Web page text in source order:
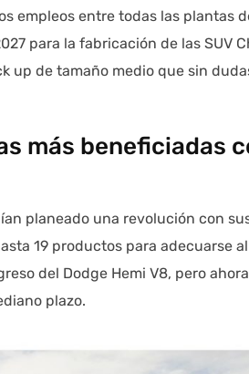
empleos entre todas las plantas
para la fabricación de las SUV
up de tamaño medio que sin
más beneficiadas
planeado una revolución con
19 productos para adecuarse
del Dodge Hemi V8, pero
plazo.